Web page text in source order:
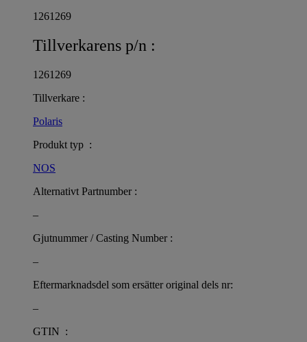
1261269
Tillverkarens p/n :
1261269
Tillverkare :
Polaris
Produkt typ :
NOS
Alternativt Partnumber :
–
Gjutnummer / Casting Number :
–
Eftermarknadsdel som ersätter original dels nr:
–
GTIN :